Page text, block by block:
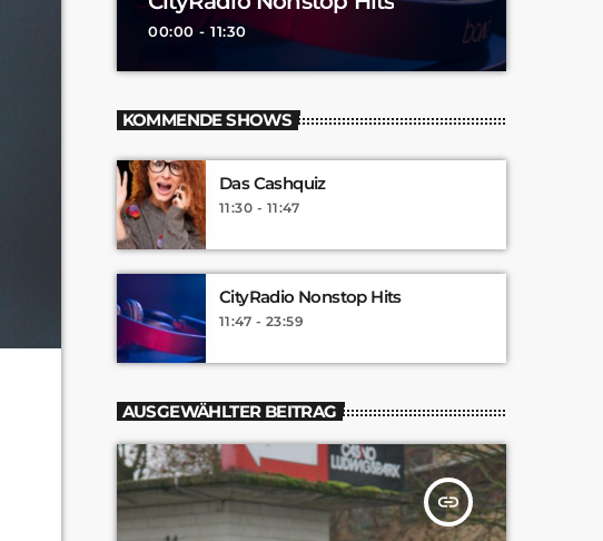
00:00 - 11:30
KOMMENDE SHOWS
Das Cashquiz
11:30 - 11:47
CityRadio Nonstop Hits
11:47 - 23:59
AUSGEWÄHLTER BEITRAG
insert_link